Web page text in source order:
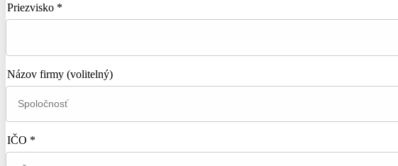
Priezvisko *
Názov firmy (volitelný)
IČO *